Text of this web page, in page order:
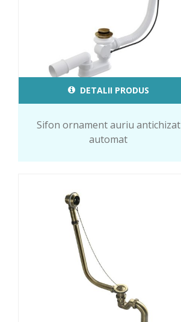
DETALII PRODUS
Sifon ornament auriu antichizat
automat